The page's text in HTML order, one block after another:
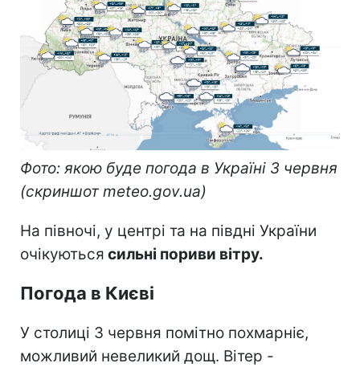
Фото: якою буде погода в Україні 3 червня
(скриншот meteo.gov.ua)
На півночі, у центрі та на півдні України
очікуються сильні пориви вітру.
Погода в Києві
У столиці 3 червня помітно похмарніє,
можливий невеликий дощ. Вітер -